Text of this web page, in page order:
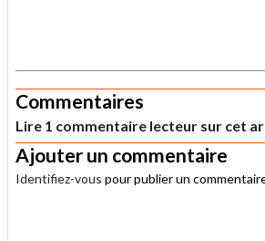
Commentaires
Lire 1 commentaire lecteur sur cet
Ajouter un commentaire
Identifiez-vous pour publier un